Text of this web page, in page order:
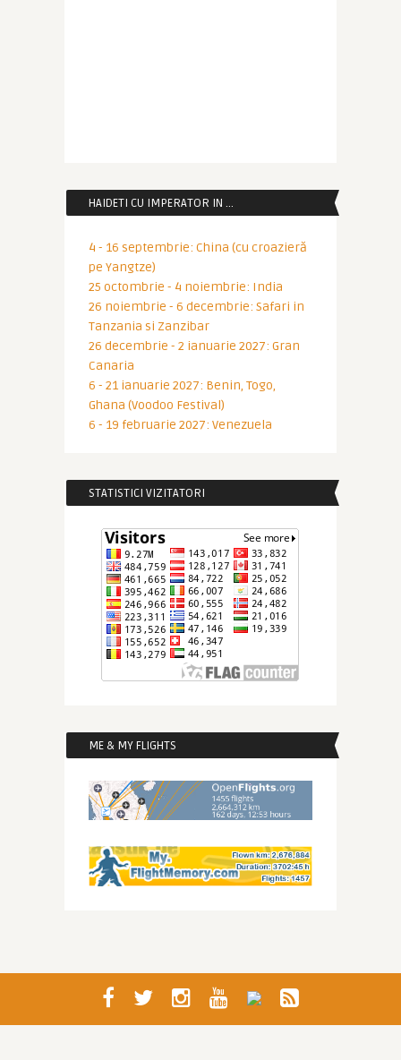
HAIDETI CU IMPERATOR IN …
4 - 16 septembrie: China (cu croazieră
pe Yangtze)
25 octombrie - 4 noiembrie: India
26 noiembrie - 6 decembrie: Safari in
Tanzania si Zanzibar
26 decembrie - 2 ianuarie 2027: Gran
Canaria
6 - 21 ianuarie 2027: Benin, Togo,
Ghana (Voodoo Festival)
6 - 19 februarie 2027: Venezuela
STATISTICI VIZITATORI
ME & MY FLIGHTS